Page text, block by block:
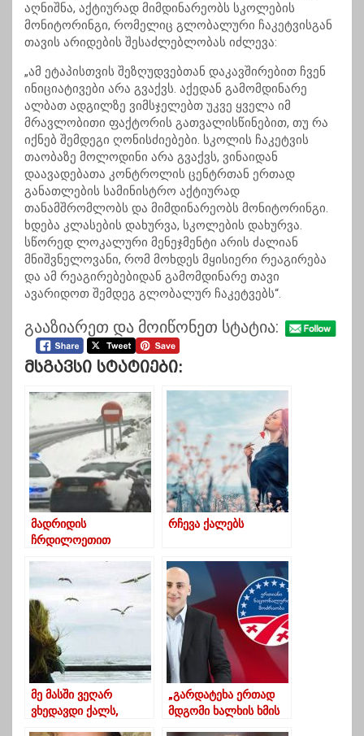
აღნიშნა, აქტიურად მიმდინარეობს სკოლების
მონიტორინგი, რომელიც გლობალური ჩაკეტვისგან
თავის არიდების შესაძლებლობას იძლევა:
„ამ ეტაპისთვის შეზღუდვებთან დაკავშირებით ჩვენ
ინიციატივები არა გვაქვს. აქედან გამომდინარე
ალბათ ადგილზე ვიმსჯელებთ უკვე ყველა იმ
მრავლობითი ფაქტორის გათვალისწინებით, თუ რა
იქნებ შემდეგი ღონისძიებები. სკოლის ჩაკეტვის
თაობაზე მოლოდინი არა გვაქვს, ვინაიდან
დაავადებათა კონტროლის ცენტრთან ერთად
განათლების სამინისტრო აქტიურად
თანამშრომლობს და მიმდინარეობს მონიტორინგი.
ხდება კლასების დახურვა, სკოლების დახურვა.
სწორედ ლოკალური მენეჯმენტი არის ძალიან
მნიშვნელოვანი, რომ მოხდეს მყისიერი რეაგირება
და ამ რეაგირებებიდან გამომდინარე თავი
ავარიდოთ შემდეგ გლობალურ ჩაკეტვებს“.
გააზიარეთ და მოიწონეთ სტატია:
Მსგავსი Სტატიები:
მადრიდის
ჩრდილოეთით
-35 გრადუსი ყინვა
დაფიქსირდა
რჩევა ქალებს
მე მასში ვეღარ
ვხედავდი ქალს,
„გარდატეხა ერთად
მდგომი ხალხის ხმის